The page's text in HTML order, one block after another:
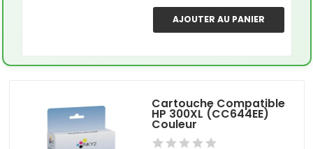
AJOUTER AU PANIER
Cartouche Compatible
HP 300XL (CC644EE)
Couleur